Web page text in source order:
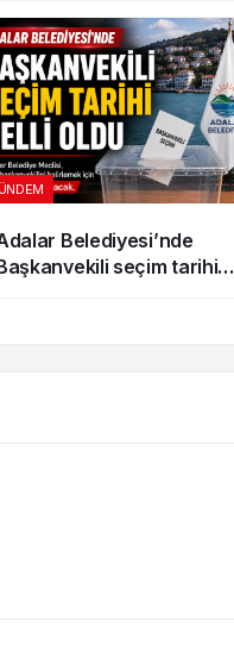
Belediyesi’nde
seçim tarihi